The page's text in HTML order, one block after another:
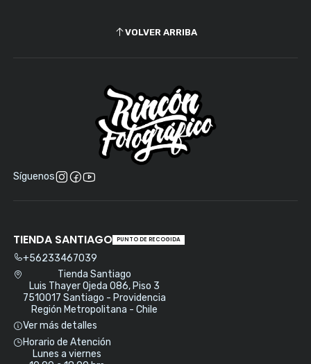
VOLVER ARRIBA
Síguenos
TIENDA SANTIAGO PUNTO DE RECOGIDA
+56233467039
Tienda Santiago
Luis Thayer Ojeda 086, Piso 3
7510017 Santiago - Providencia
Región Metropolitana - Chile
Ver más detalles
Horario de Atención
Lunes a viernes